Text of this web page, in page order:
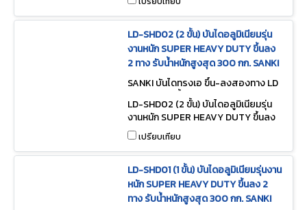
LD-SHD02 (2 ขั้น) บันไดอลูมิเนียมรุ่น
งานหนัก SUPER HEAVY DUTY ขึ้นลง
2 ทาง รับน้ำหนักสูงสุด 300 กก. SANKI
SANKI บันไดทรงเอ ขึ้น-ลงสองทาง LD
-SHD02 (2 ขั้น)
LD-SHD02 (2 ขั้น) บันไดอลูมิเนียมรุ่น
งานหนัก SUPER HEAVY DUTY ขึ้นลง
2 ทาง รับน้ำหนักสูงสุด 300 กก. SANKI
เปรียบเทียบ
LD-SHD01 (1 ขั้น) บันไดอลูมิเนียมรุ่นงาน
หนัก SUPER HEAVY DUTY ขึ้นลง 2
ทาง รับน้ำหนักสูงสุด 300 กก. SANKI